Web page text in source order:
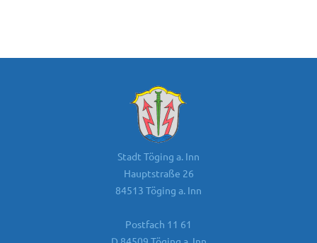
Stadt Töging a. Inn
Hauptstraße 26
84513 Töging a. Inn
Postfach 11 61